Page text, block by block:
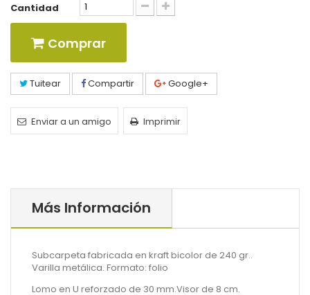
Cantidad
Comprar
Tuitear Compartir Google+
Enviar a un amigo Imprimir
Más Información
Subcarpeta fabricada en kraft bicolor de 240 gr..
Varilla metálica. Formato: folio
Lomo en U reforzado de 30 mm.Visor de 8 cm.